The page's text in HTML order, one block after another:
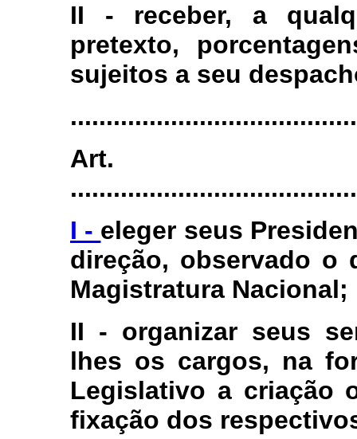
II - receber, a
pretexto,
sujeitos a seu
Art.
I - eleger seus
direção, observado o
Magistratura Nacional;
II - organizar seus
lhes os cargos, na
Legislativo a criação
fixação dos